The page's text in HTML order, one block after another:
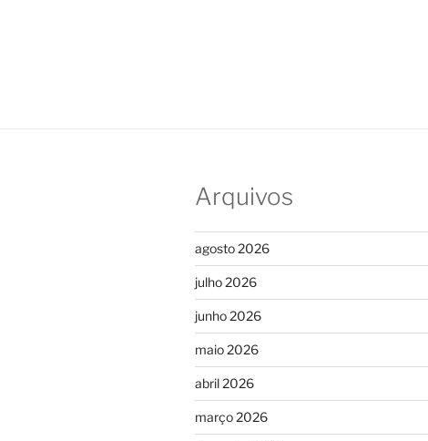
Arquivos
agosto 2026
julho 2026
junho 2026
maio 2026
abril 2026
março 2026